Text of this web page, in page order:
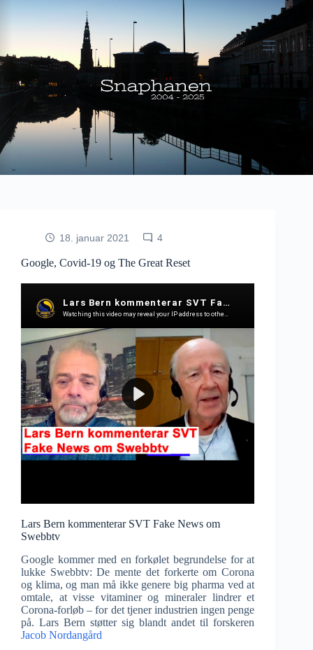
18. januar 2021 4
Google, Covid-19 og The Great Reset
Lars Bern kommenterar SVT Fake News om
Swebbtv
Google kommer med en forkølet begrundelse for at
lukke Swebbtv: De mente det forkerte om Corona
og klima, og man må ikke genere big pharma ved at
omtale, at visse vitaminer og mineraler lindrer et
Corona-forløb – for det tjener industrien ingen penge
på. Lars Bern støtter sig blandt andet til forskeren
Jacob Nordangård